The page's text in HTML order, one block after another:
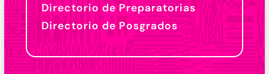
Directorio de Preparatorias
Directorio de Posgrados